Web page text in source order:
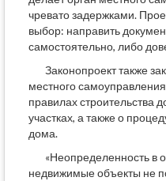
чревато задержками.
выбор: направить
самостоятельно, либо
Законопроект также
местного
правилах строительства
участках, а также о
дома.
«Неопределенность в
недвижимые объекты не